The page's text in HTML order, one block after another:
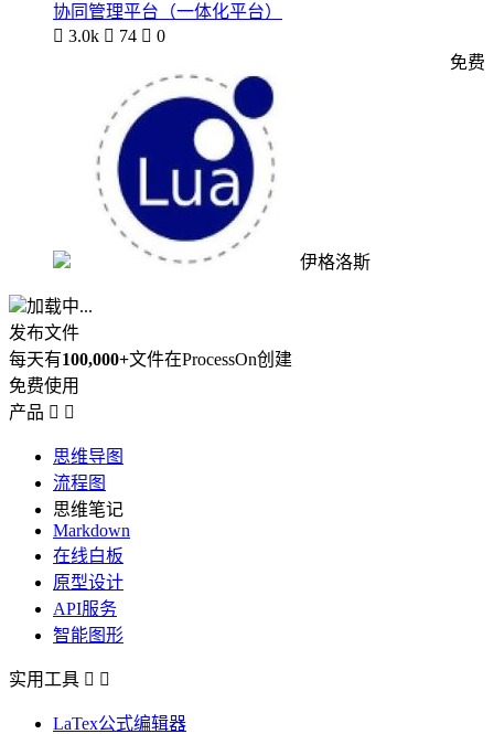
协同管理平台（一体化平台）
 3.0k  74  0
伊格洛斯
免费
加载中...
发布文件
每天有100,000+文件在ProcessOn创建
免费使用
产品  
思维导图
流程图
思维笔记
Markdown
在线白板
原型设计
API服务
智能图形
实用工具  
LaTex公式编辑器